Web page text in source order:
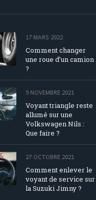
17 MARS 2022
Comment changer
une roue d’un camion
?
9 NOVEMBRE 2021
Voyant triangle reste
allumé sur une
Volkswagen Nils :
Que faire ?
27 OCTOBRE 2021
Comment enlever le
voyant de service sur
la Suzuki Jimny ?